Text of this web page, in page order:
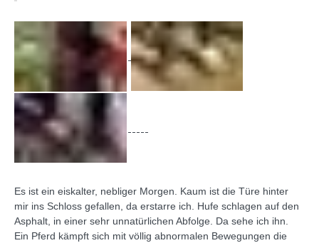
Es ist ein eiskalter, nebliger Morgen. Kaum ist die Türe hinter
mir ins Schloss gefallen, da erstarre ich. Hufe schlagen auf den
Asphalt, in einer sehr unnatürlichen Abfolge. Da sehe ich ihn.
Ein Pferd kämpft sich mit völlig abnormalen Bewegungen die